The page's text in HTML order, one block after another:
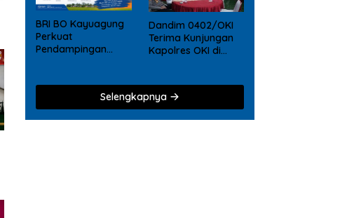
BRI BO Kayuagung
Perkuat
Pendampingan
Dandim 0402/OKI
Terima Kunjungan
Kapolres OKI di
Selengkapnya